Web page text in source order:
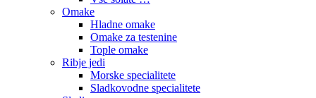
Omake
Hladne omake
Omake za testenine
Tople omake
Ribje jedi
Morske specialitete
Sladkovodne specialitete